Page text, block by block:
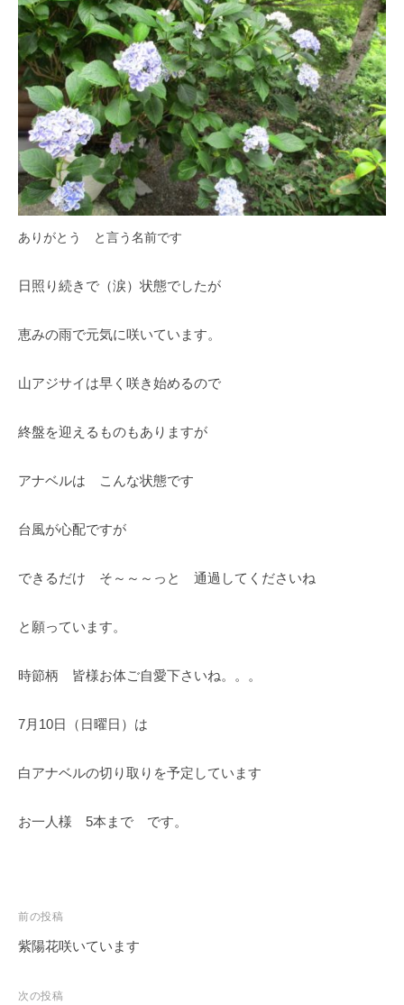
ありがとう と言う名前です
日照り続きで（涙）状態でしたが
恵みの雨で元気に咲いています。
山アジサイは早く咲き始めるので
終盤を迎えるものもありますが
アナベルは こんな状態です
台風が心配ですが
できるだけ そ～～～っと 通過してくださいね
と願っています。
時節柄 皆様お体ご自愛下さいね。。。
7月10日（日曜日）は
白アナベルの切り取りを予定しています
お一人様 5本まで です。
投
稿
ビ
前の投稿
紫陽花咲いています
次の投稿